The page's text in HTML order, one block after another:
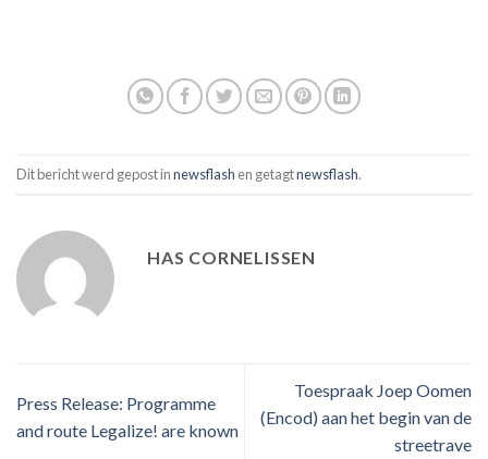
Dit bericht werd gepost innewsflash en getagtnewsflash.
HAS CORNELISSEN
Press Release: Programme
and route Legalize! are known
Toespraak Joep Oomen
(Encod) aan het begin van de
streetrave